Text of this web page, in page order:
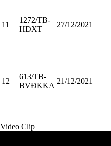
11
1272/TB-
HĐXT
27/12/2021
12
613/TB-
BVĐKKA
21/12/2021
Video Clip